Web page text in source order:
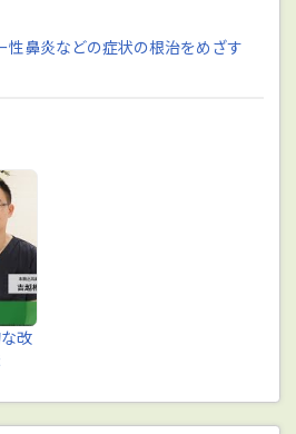
性鼻炎などの症状の根治をめざす
改